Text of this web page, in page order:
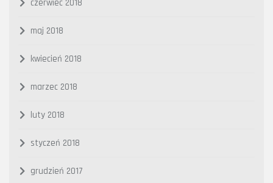
czerwiec 2018
maj 2018
kwiecień 2018
marzec 2018
luty 2018
styczeń 2018
grudzień 2017